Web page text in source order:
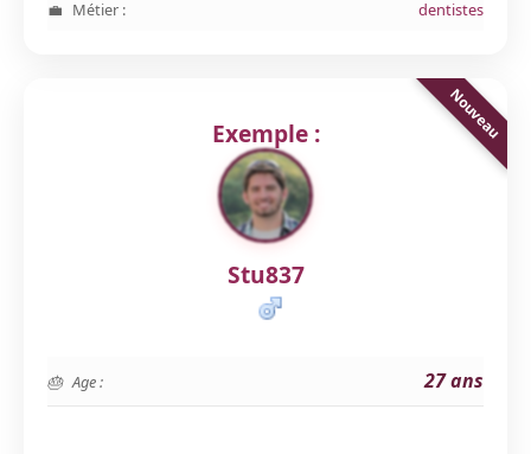
Métier : dentistes
Exemple :
Stu837
Age : 27 ans